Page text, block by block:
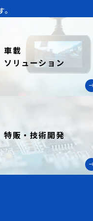
車載
ソリューション
特販・技術開発